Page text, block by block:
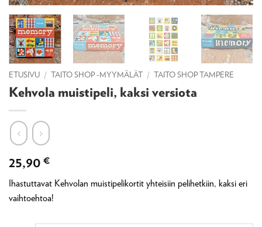
ETUSIVU / TAITO SHOP -MYYMÄLÄT / TAITO SHOP TAMPERE
Kehvola muistipeli, kaksi versiota
25,90 €
Ihastuttavat Kehvolan muistipelikortit yhteisiin pelihetkiin, kaksi eri
vaihtoehtoa!